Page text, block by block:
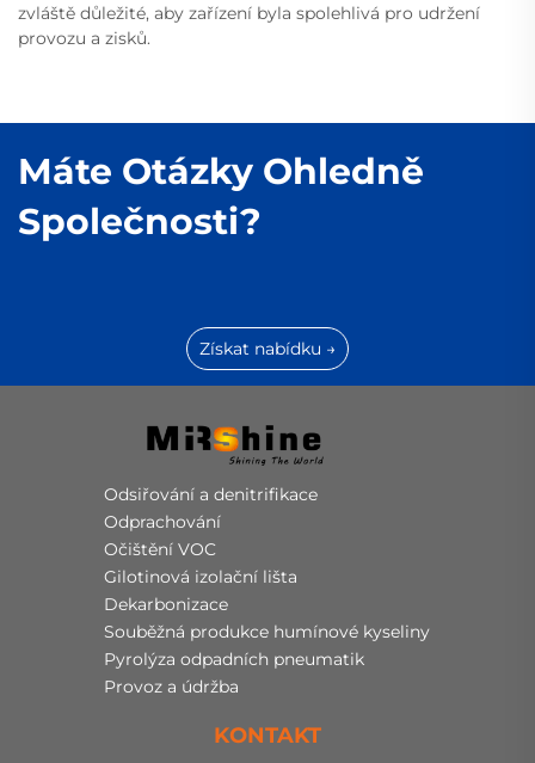
zvláště důležité, aby zařízení byla spolehlivá pro udržení
provozu a zisků.
Máte Otázky Ohledně
Společnosti?
Získat nabídku →
Odsiřování a denitrifikace
Odprachování
Očištění VOC
Gilotinová izolační lišta
Dekarbonizace
Souběžná produkce humínové kyseliny
Pyrolýza odpadních pneumatik
Provoz a údržba
KONTAKT